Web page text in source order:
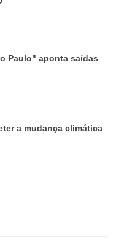
Paulo" aponta saídas
a mudança climática